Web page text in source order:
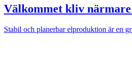
Välkommet kliv
Stabil och planerbar elproduktion är en